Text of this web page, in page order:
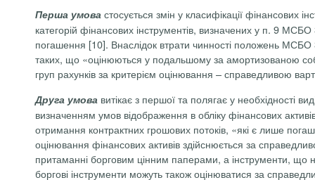
Перша умова стосується змін у класифікації фінансових
категорій фінансових інструментів, визначених у п. 9
погашення [10]. Внаслідок втрати чинності положень МСБО
таких, що «оцінюються у подальшому за амортизованою
груп рахунків за критерієм оцінювання – справедливою
Друга умова витікає з першої та полягає у необхідності
визначенням умов відображення в обліку фінансових
отримання контрактних грошових потоків, «які є лише
оцінювання фінансових активів здійснюється за
притаманні борговим цінним паперами, а інструменти, що
боргові інструменти можуть також оцінюватися за